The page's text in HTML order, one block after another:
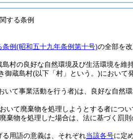
する条例
例(昭和五十九年条例第十号)の全部を改
村の良好な自然環境及び生活環境を
御蔵島村(以下「村」という。)において
いて事業活動を行う者)は、良好な自然
いて廃棄物を処理しようとする者につ
棄物を処理した場合は、法に基づく罰
る用語の意義は、それぞれ当該各号に定